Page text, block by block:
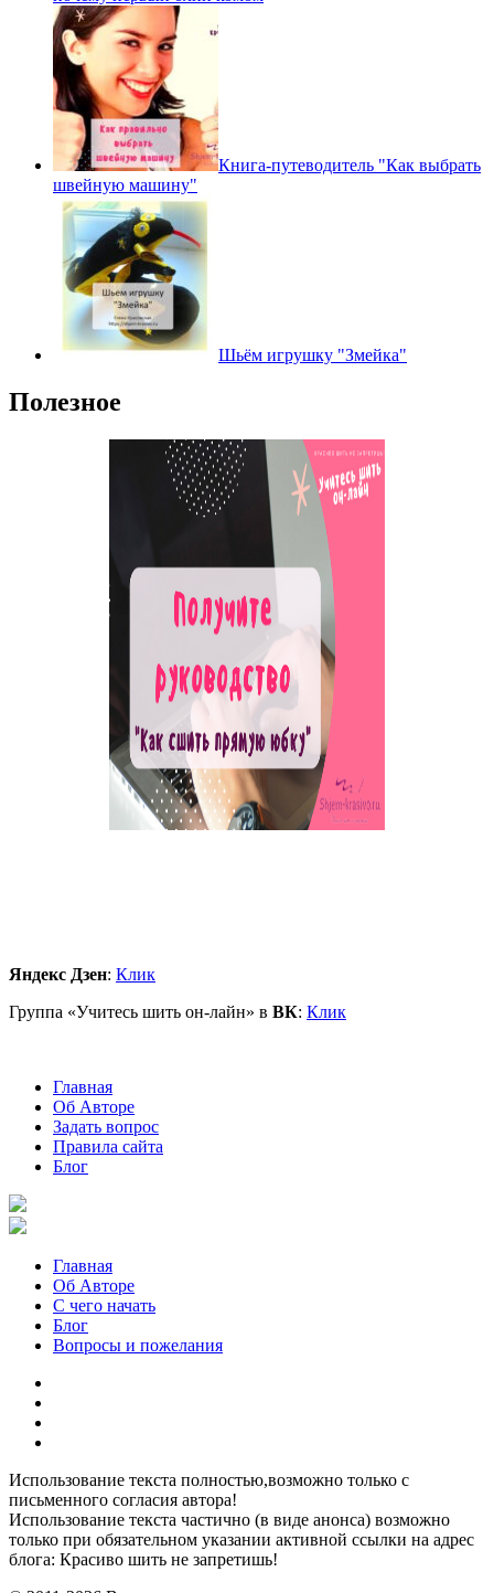
Книга-путеводитель "Как выбрать
швейную машину"
Шьём игрушку "Змейка"
Полезное
Яндекс Дзен: Клик
Группа «Учитесь шить он-лайн» в ВК: Клик
Главная
Об Авторе
Задать вопрос
Правила сайта
Блог
Главная
Об Авторе
С чего начать
Блог
Вопросы и пожелания
Использование текста полностью,возможно только с
письменного согласия автора!
Использование текста частично (в виде анонса) возможно
только при обязательном указании активной ссылки на адрес
блога: Красиво шить не запретишь!